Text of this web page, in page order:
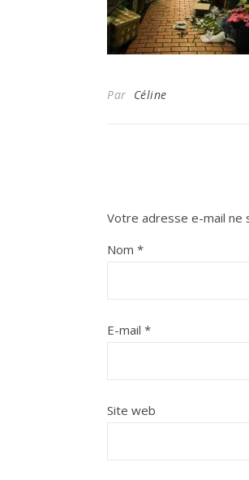
Par Céline
Votre adresse e-mail ne
Nom *
E-mail *
Site web